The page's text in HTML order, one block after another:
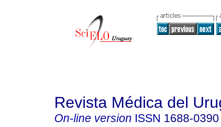
Revista Médica del
On-line version ISSN 1688-0390